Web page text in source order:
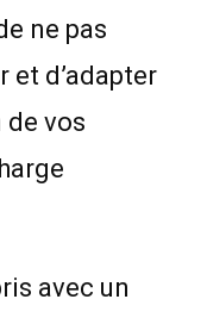
ne pas
et d’adapter
vos
avec un